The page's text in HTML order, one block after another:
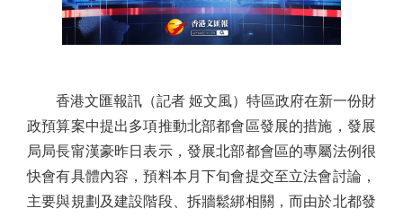
香港文匯報訊（記者 姬文風）特區政府在新一份財
政預算案中提出多項推動北部都會區發展的措施，發展
局局長甯漢豪昨日表示，發展北部都會區的專屬法例很
快會有具體內容，預料本月下旬會提交至立法會討論，
主要與規劃及建設階段、拆牆鬆綁相關，而由於北都發